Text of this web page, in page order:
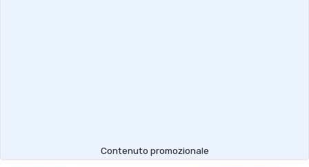
Contenuto promozionale